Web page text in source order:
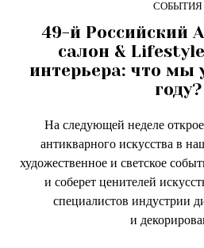
СОБЫТИЯ
49-й Российский
салон &
интерьера: что мы
году?
На следующей неделе
антикварного искусства в
художественное и светское
и соберет ценителей
специалистов индустрии
и